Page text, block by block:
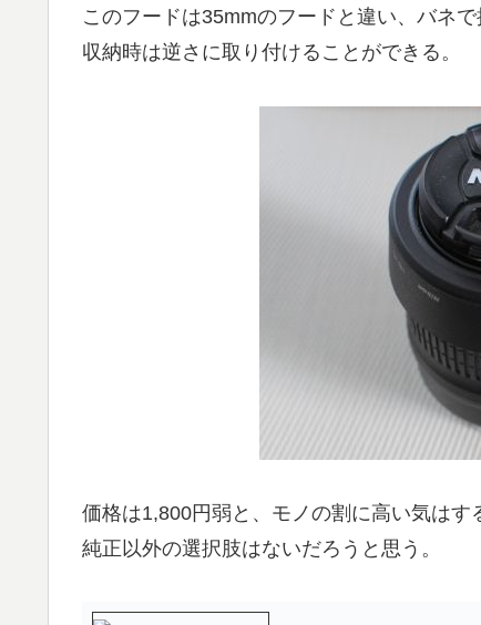
このフードは35mmのフードと違い、バネで
収納時は逆さに取り付けることができる。
価格は1,800円弱と、モノの割に高い気はす
純正以外の選択肢はないだろうと思う。